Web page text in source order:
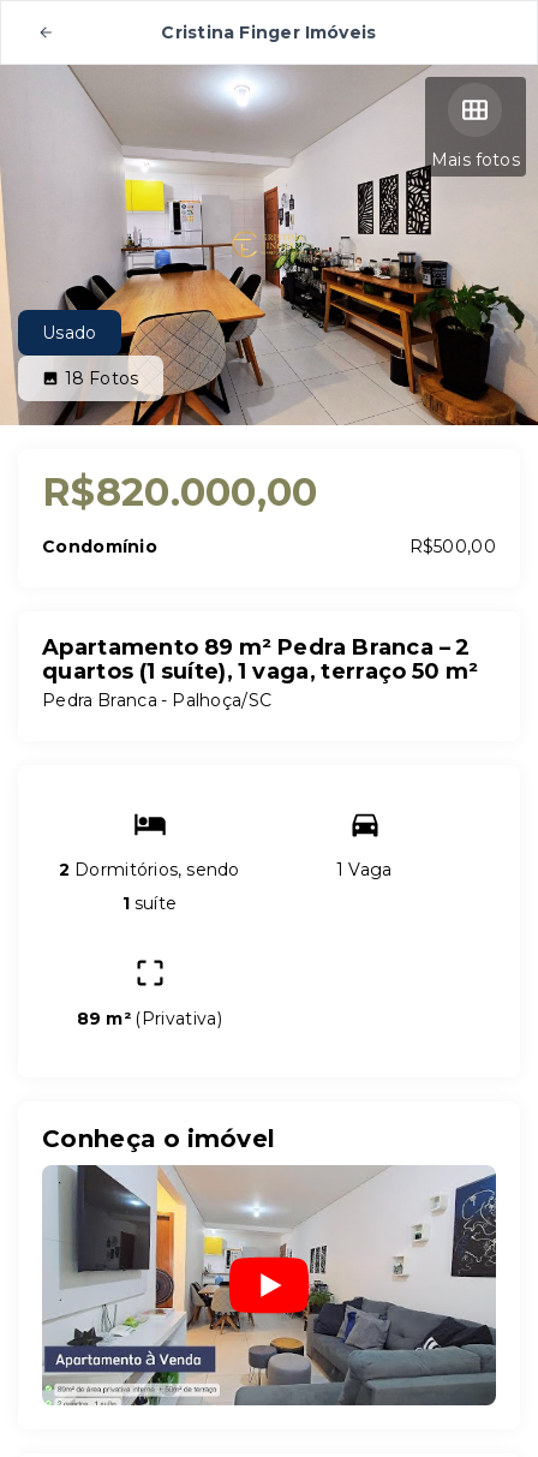
Cristina Finger Imóveis
Mais fotos
Usado
18 Fotos
R$820.000,00
Condomínio R$500,00
Apartamento 89 m² Pedra Branca – 2
quartos (1 suíte), 1 vaga, terraço 50 m²
Pedra Branca - Palhoça/SC
2 Dormitórios, sendo
1 suíte
1 Vaga
89 m² (Privativa)
Conheça o imóvel